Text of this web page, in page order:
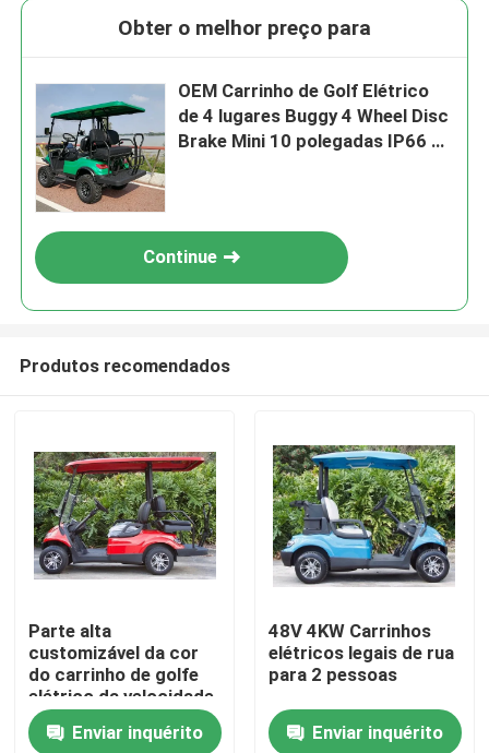
Casa
Obter o melhor preço para
OEM Carrinho de Golf Elétrico
de 4 lugares Buggy 4 Wheel Disc
Brake Mini 10 polegadas IP66 14
Continue
Produtos recomendados
Parte alta
customizável da cor
do carrinho de golfe
elétrico da velocidade
máxima 30mph
atualizávelEnviar inquérito
48V 4KW Carrinhos
elétricos legais de rua
para 2 pessoas
Enviar inquérito